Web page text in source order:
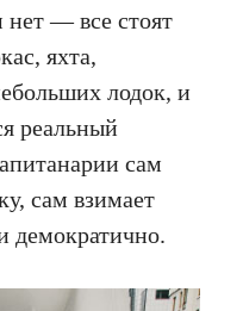
нет — все стоят
яхта,
лодок, и
реальный
сам
сам взимает
демократично.